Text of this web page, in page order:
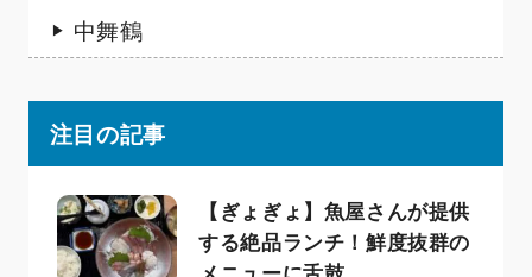
中舞鶴
注目の記事
【ぎょぎょ】魚屋さんが提供
する絶品ランチ！鮮度抜群の